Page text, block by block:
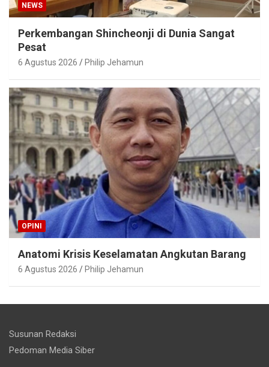
NEWS
Perkembangan Shincheonji di Dunia Sangat
Pesat
6 Agustus 2026 Philip Jehamun
OPINI
Anatomi Krisis Keselamatan Angkutan Barang
6 Agustus 2026 Philip Jehamun
Susunan Redaksi
Pedoman Media Siber